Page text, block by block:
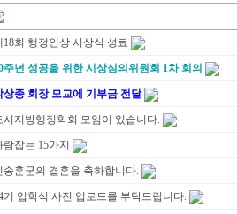
18회 행정인상 시상식 성료
주년 성공을 위한 시상심의위원회 1차 회의
상종 회장 모교에 기부금 전달
시지방행정학회 모임이 있습니다.
람잡는 15가지
송훈군의 결혼을 축하합니다.
기 입학식 사진 업로드를 부탁드립니다.